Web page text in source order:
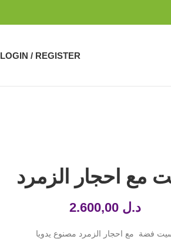
LOGIN / REGISTER
مع احجار الزمرد
د.ل
فضة مع احجار الزمرد مصنوع يدويا